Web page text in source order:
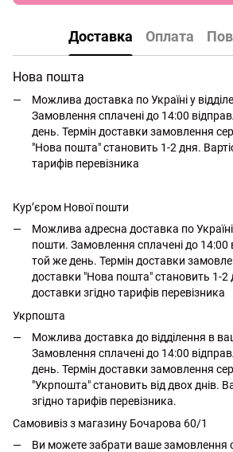
Доставка Оплата
Нова пошта
Можлива доставка по Україні у
Замовлення сплачені до 14:00
день. Термін доставки замовлення
"Нова пошта" становить 1-2 дня.
тарифів перевізника
Кур’єром Нової пошти
Можлива адресна доставка по
пошти. Замовлення сплачені до 14:00
той же день. Термін доставки
доставки "Нова пошта" становить 1-2
доставки згідно тарифів перевізника
Укрпошта
Можлива доставка до відділення в
Замовлення сплачені до 14:00
день. Термін доставки замовлення
"Укрпошта" становить від двох днів.
згідно тарифів перевізника.
Самовивіз з магазину Бочарова 60/1
Ви можете забрати ваше замовлення